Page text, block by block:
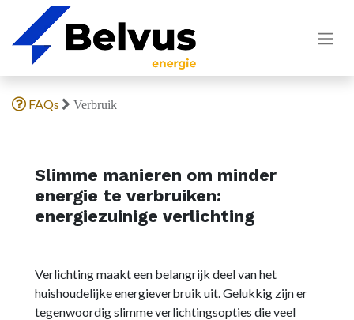
FAQs Verbruik
Slimme manieren om minder
energie te verbruiken:
energiezuinige verlichting
Verlichting maakt een belangrijk deel van het
huishoudelijke energieverbruik uit. Gelukkig zijn er
tegenwoordig slimme verlichtingsopties die veel